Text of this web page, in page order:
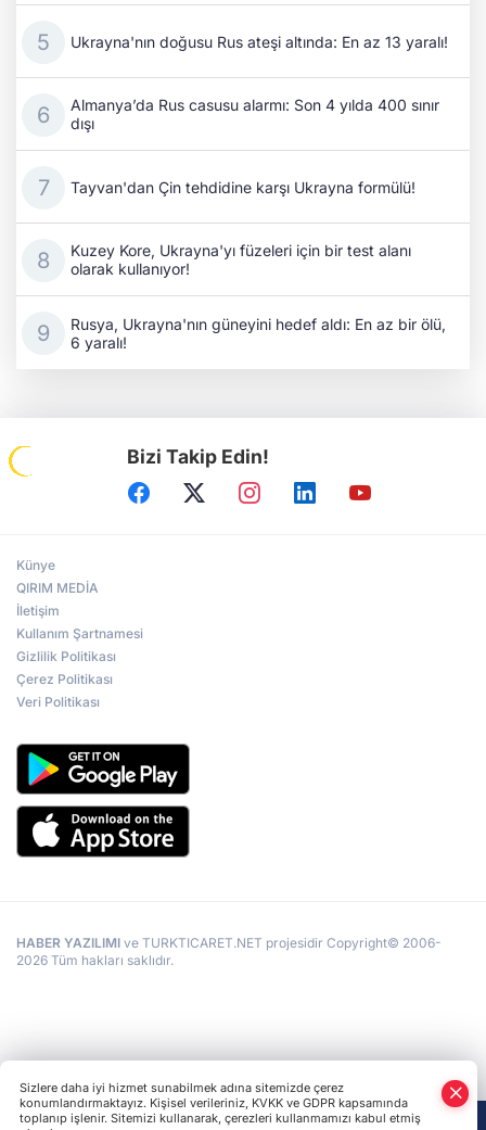
Ukrayna'nın doğusu Rus ateşi altında: En az 13 yaralı!
Almanya’da Rus casusu alarmı: Son 4 yılda 400 sınır
dışı
Tayvan'dan Çin tehdidine karşı Ukrayna formülü!
Kuzey Kore, Ukrayna'yı füzeleri için bir test alanı
olarak kullanıyor!
Rusya, Ukrayna'nın güneyini hedef aldı: En az bir ölü,
6 yaralı!
Bizi Takip Edin!
Künye
QIRIM MEDİA
İletişim
Kullanım Şartnamesi
Gizlilik Politikası
Çerez Politikası
Veri Politikası
HABER YAZILIMI ve TURKTICARET.NET projesidir Copyright© 2006-
2026 Tüm hakları saklıdır.
Sizlere daha iyi hizmet sunabilmek adına sitemizde çerez
konumlandırmaktayız. Kişisel verileriniz, KVKK ve GDPR kapsamında
toplanıp işlenir. Sitemizi kullanarak, çerezleri kullanmamızı kabul etmiş